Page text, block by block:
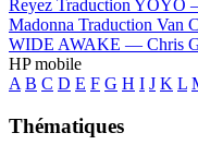
Reyez Traduction YOYO
Madonna Traduction Van
WIDE AWAKE — Chris
HP mobile
A B C D E F G H I J K L
Thématiques